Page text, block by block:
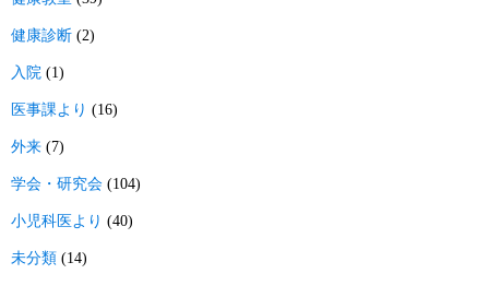
健康診断 (2)
入院 (1)
医事課より (16)
外来 (7)
学会・研究会 (104)
小児科医より (40)
未分類 (14)